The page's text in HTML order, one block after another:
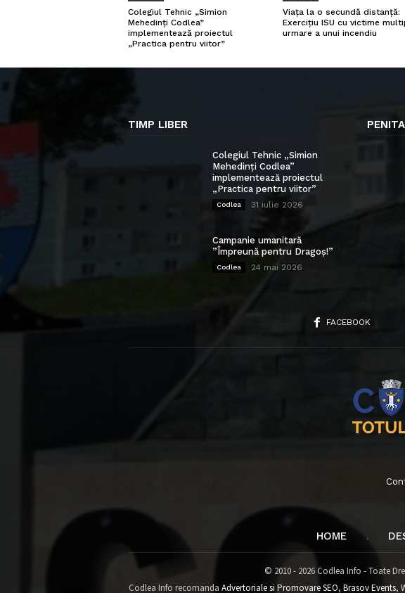
Colegiul Tehnic „Simion
Mehedinți Codlea”
implementează proiectul
„Practica pentru viitor”
Viața la o secundă distanță:
Exercițiu ISU cu victime
urmare a unui incendiu
TIMP LIBER
Colegiul Tehnic „Simion
Mehedinți Codlea”
implementează proiectul
„Practica pentru viitor”
Codlea 31 iulie 2026
Campanie umanitară
”Împreună pentru Dragoș!”
Codlea 24 mai 2026
FACEBOOK
HOME
© 2010 - 2026 Codlea Info - Toate
Codlea Info recomanda Advertoriale si Promovare SEO, Brasov Events,